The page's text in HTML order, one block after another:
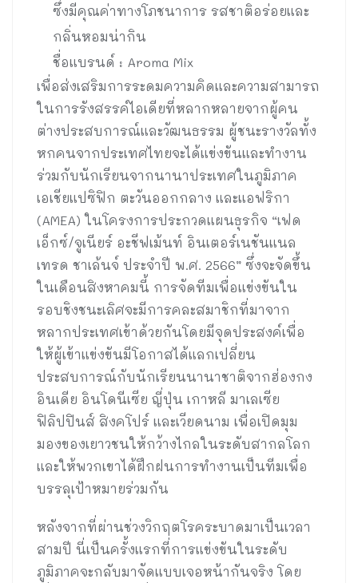
ซึ่งมีคุณค่าทางโภชนาการ รสชาติอร่อยและ
กลิ่นหอมน่ากิน
ชื่อแบรนด์ : Aroma Mix
เพื่อส่งเสริมการระดมความคิดและความสามารถ
ในการรังสรรค์ไอเดียที่หลากหลายจากผู้คน
ต่างประสบการณ์และวัฒนธรรม ผู้ชนะรางวัลทั้ง
หกคนจากประเทศไทยจะได้แข่งขันและทำงาน
ร่วมกับนักเรียนจากนานาประเทศในภูมิภาค
เอเชียแปซิฟิก ตะวันออกกลาง และแอฟริกา
(AMEA) ในโครงการประกวดแผนธุรกิจ “เฟด
เอ็กซ์/จูเนียร์ อะชีฟเม้นท์ อินเตอร์เนชันแนล
เทรด ชาเล้นจ์ ประจำปี พ.ศ. 2566” ซึ่งจะจัดขึ้น
ในเดือนสิงหาคมนี้ การจัดทีมเพื่อแข่งขันใน
รอบชิงชนะเลิศจะมีการคละสมาชิกที่มาจาก
หลากประเทศเข้าด้วยกันโดยมีจุดประสงค์เพื่อ
ให้ผู้เข้าแข่งขันมีโอกาสได้แลกเปลี่ยน
ประสบการณ์กับนักเรียนนานาชาติจากฮ่องกง
อินเดีย อินโดนีเซีย ญี่ปุ่น เกาหลี มาเลเซีย
ฟิลิปปินส์ สิงคโปร์ และเวียดนาม เพื่อเปิดมุม
มองของเยาวชนให้กว้างไกลในระดับสากลโลก
และให้พวกเขาได้ฝึกฝนการทำงานเป็นทีมเพื่อ
บรรลุเป้าหมายร่วมกัน
หลังจากที่ผ่านช่วงวิกฤตโรคระบาดมาเป็นเวลา
สามปี นี่เป็นครั้งแรกที่การแข่งขันในระดับ
ภูมิภาคจะกลับมาจัดแบบเจอหน้ากันจริง โดย